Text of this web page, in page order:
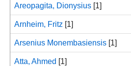
Areopagita, Dionysius [1]
Arnheim, Fritz [1]
Arsenius Monembasiensis [1]
Atta, Ahmed [1]